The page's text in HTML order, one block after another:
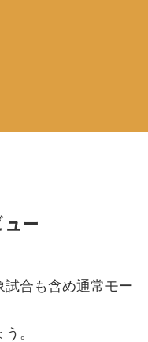
ー
合も含め通常モー
。